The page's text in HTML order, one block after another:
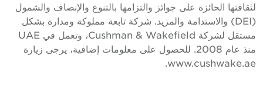
لثقافتها الحائزة على جوائز والتزامها بالتنوع والإنصاف والشمول
(DEI) والاستدامة والمزيد. شركة تابعة مملوكة ومدارة بشكل
مستقل لشركة Cushman & Wakefield، وتعمل في UAE
منذ عام 2008. للحصول على معلومات إضافية، يرجى زيارة
www.cushwake.ae.